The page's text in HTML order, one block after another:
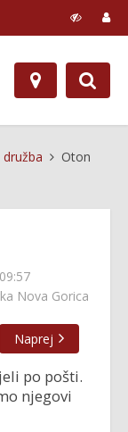
družba
Oton
Nova Gorica
Naprej
po pošti.
njegovi